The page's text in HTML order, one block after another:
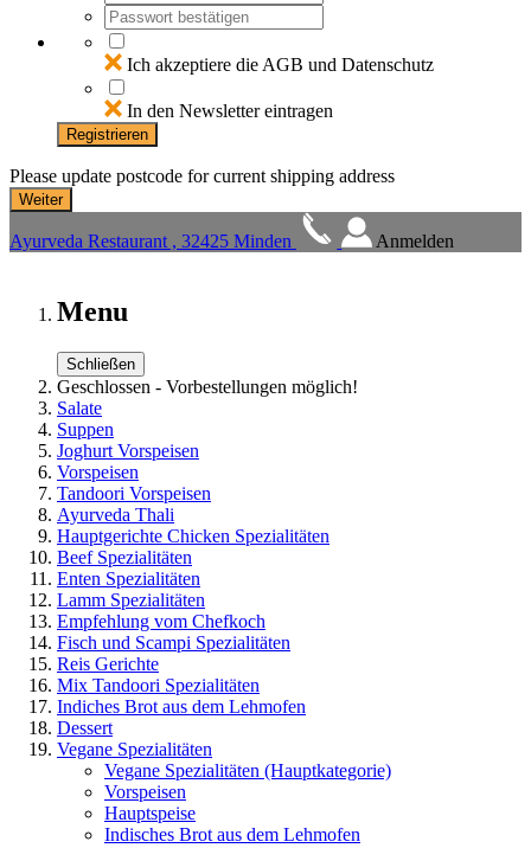
Ich akzeptiere die AGB und Datenschutz
In den Newsletter eintragen
Registrieren
Please update postcode for current shipping address
Ayurveda Restaurant , 32425 Minden Anmelden
Menu
Schließen
Geschlossen - Vorbestellungen möglich!
Salate
Suppen
Joghurt Vorspeisen
Vorspeisen
Tandoori Vorspeisen
Ayurveda Thali
Hauptgerichte Chicken Spezialitäten
Beef Spezialitäten
Enten Spezialitäten
Lamm Spezialitäten
Empfehlung vom Chefkoch
Fisch und Scampi Spezialitäten
Reis Gerichte
Mix Tandoori Spezialitäten
Indiches Brot aus dem Lehmofen
Dessert
Vegane Spezialitäten
Vegane Spezialitäten (Hauptkategorie)
Vorspeisen
Hauptspeise
Indisches Brot aus dem Lehmofen